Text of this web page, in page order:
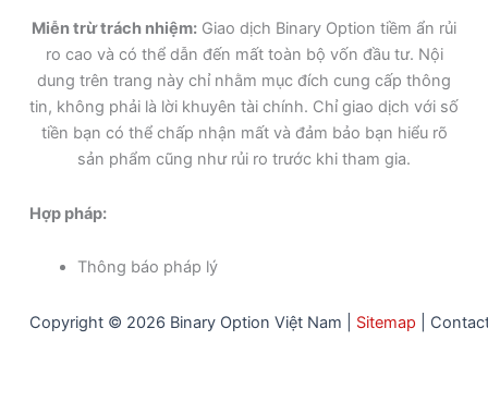
Miễn trừ trách nhiệm: Giao dịch Binary Option tiềm ẩn rủi
ro cao và có thể dẫn đến mất toàn bộ vốn đầu tư. Nội
dung trên trang này chỉ nhằm mục đích cung cấp thông
tin, không phải là lời khuyên tài chính. Chỉ giao dịch với số
tiền bạn có thể chấp nhận mất và đảm bảo bạn hiểu rõ
sản phẩm cũng như rủi ro trước khi tham gia.
Hợp pháp:
Thông báo pháp lý
Copyright © 2026 Binary Option Việt Nam | Sitemap